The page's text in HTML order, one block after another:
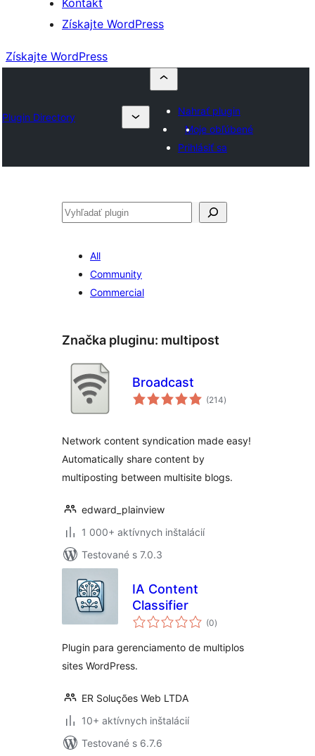
Kontakt
Získajte WordPress
Získajte WordPress
Plugin Directory
Nahrať plugin
Moje obľúbené
Prihlásiť sa
Hľadať
All
Community
Commercial
Značka pluginu: multipost
Broadcast
(214celkové
hodnotenie
)
Network content syndication made easy!
Automatically share content by
multiposting between multisite blogs.
edward_plainview
1 000+ aktívnych inštalácií
Testované s 7.0.3
IA Content
Classifier
(0celkové
hodnotenie
)
Plugin para gerenciamento de multiplos
sites WordPress.
ER Soluções Web LTDA
10+ aktívnych inštalácií
Testované s 6.7.6